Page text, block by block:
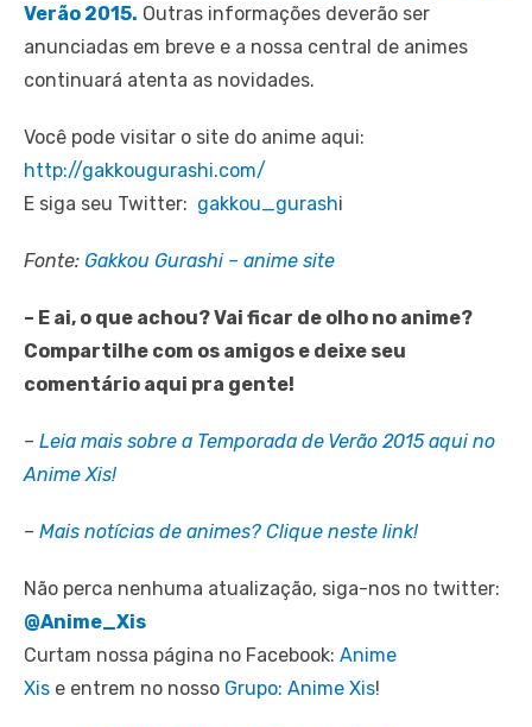
Verão 2015. Outras informações deverão ser
anunciadas em breve e a nossa central de animes
continuará atenta as novidades.
Você pode visitar o site do anime aqui:
http://gakkougurashi.com/
E siga seu Twitter: gakkou_gurashi
Fonte: Gakkou Gurashi – anime site
– E ai, o que achou? Vai ficar de olho no anime?
Compartilhe com os amigos e deixe seu
comentário aqui pra gente!
– Leia mais sobre a Temporada de Verão 2015 aqui no
Anime Xis!
– Mais notícias de animes? Clique neste link!
Não perca nenhuma atualização, siga-nos no twitter:
@Anime_Xis
Curtam nossa página no Facebook: Anime
Xis e entrem no nosso Grupo: Anime Xis!